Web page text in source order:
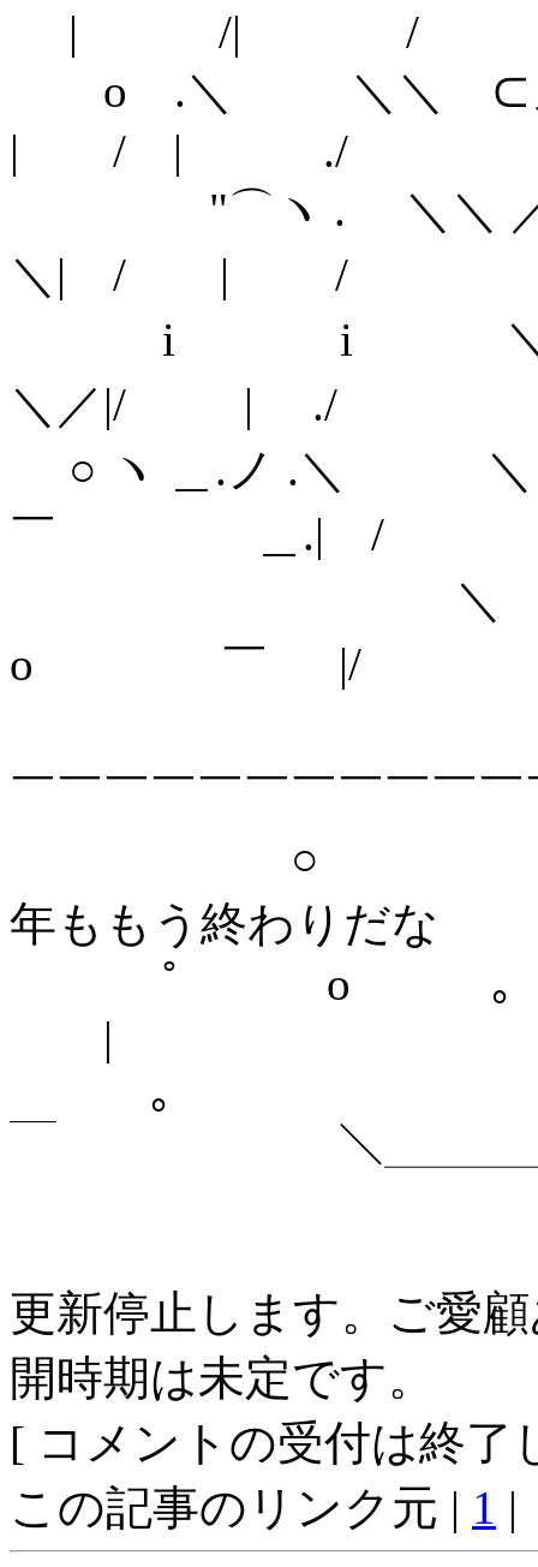
| /| /
o .＼ ＼＼
| / | ./
"⌒ヽ . ＼
＼| / | /
i i ＼
＼／|/ | ./
○ ヽ ＿.ノ .＼
￣ ＿.| /
＼ ＼＼
o ￣ |/
￣￣￣￣￣￣￣￣￣￣￣
○ ＼ ＼
年ももう終わりだな
ﾟ o ｡ .
|
｡
￣ ＼＿＿＿＿＿
更新停止します。ご愛
開時期は未定です。
[ コメントの受付は終了
この記事のリンク元 | 1 |